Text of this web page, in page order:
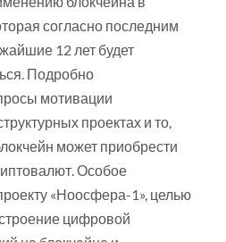
согласно последним
12 лет будет
Подробно
мотивации
проектах и то,
может приобрести
Особое
«Ноосфера-1», целью
цифровой